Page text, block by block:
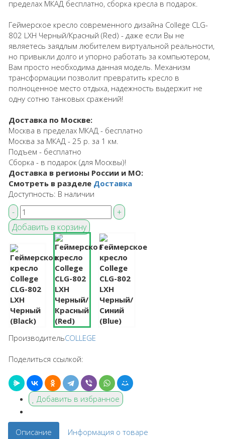
пределах МКАД бесплатно, сборка кресла в подарок.
Геймерское кресло современного дизайна College CLG-
802 LXH Черный/Красный (Red) - даже если Вы не
являетесь заядлым любителем виртуальной реальности,
но привыкли долго и упорно работать за компьютером,
Вам просто необходима данная модель. Механизм
трансформации позволит превратить кресло в
полноценное место отдыха, надежность выдержит не
одну сотню танковых сражений!
Доставка по Москве:
Москва в пределах МКАД - бесплатно
Москва за МКАД - 25 р. за 1 км.
Подъем - бесплатно
Сборка - в подарок (для Москвы)!
Доставка в регионы России и МО:
Смотреть в разделе Доставка
Доступность: В наличии
ПроизводительCOLLEGE
Поделиться ссылкой:
Добавить в избранное
Описание Информация о товаре